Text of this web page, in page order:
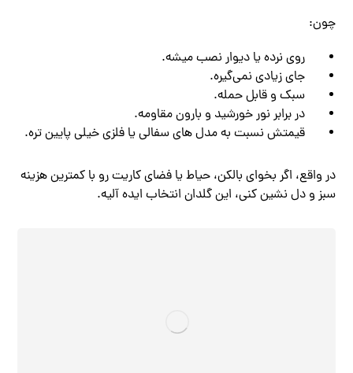
چون:
روی نرده یا دیوار نصب میشه.
جای زیادی نمی‌گیره.
سبک و قابل حمله.
در برابر نور خورشید و بارون مقاومه.
قیمتش نسبت به مدل ‌های سفالی یا فلزی خیلی پایین ‌تره.
در واقع، اگر بخوای بالکن، حیاط یا فضای کاریت رو با کمترین هزینه
سبز و دل ‌نشین کنی، این گلدان انتخاب ایده ‌آلیه.